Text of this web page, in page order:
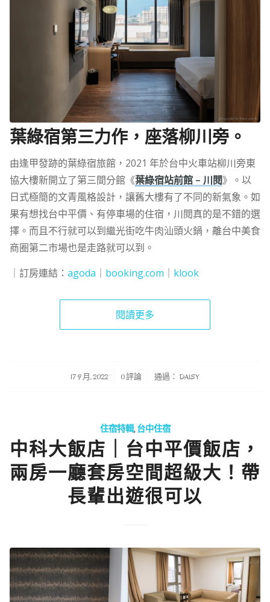
葉綠宿第三力作，座落柳川旁。
由逢甲發跡的葉綠宿旅館，2021 年於台中火車站柳川旁東
協大樓新開立了第三間分館《葉綠宿站前館 – 川閱》。以
日式極簡的文青風格設計，讓舊大樓有了不同的新氣象。如
果有想找台中平價、有停車場的住宿，川閱真的是不錯的選
擇。而且不行就可以到繼光街吃牛肉汕頭火鍋，離台中美食
商圈第二市場也是走路就可以到。
｜訂房連結： agoda booking.com klook
閱讀更多
17 9 月, 2022
/ 0 評論 通過： DAISY
住宿特輯,台中住宿
中科大飯店｜台中平價飯店，
兩房一廳套房空間超級大！帶
長輩出遊很可以